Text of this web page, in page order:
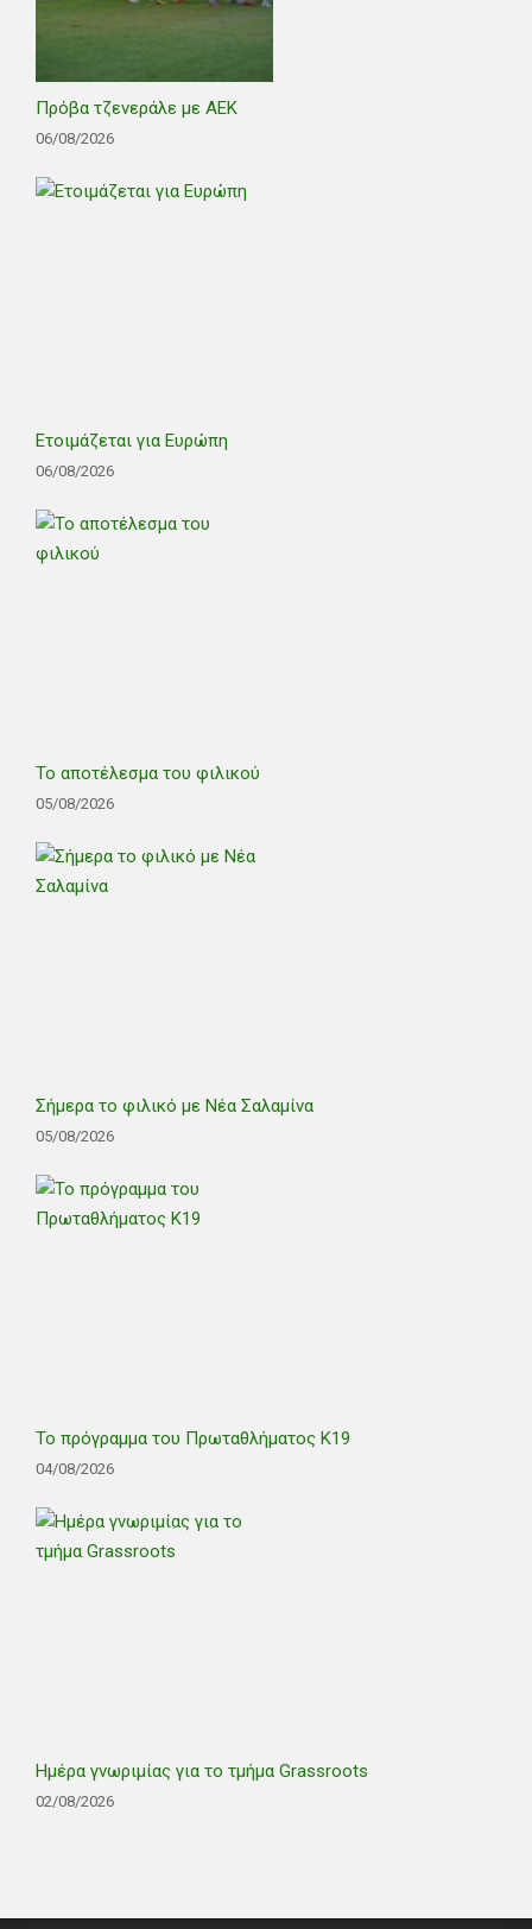
Πρόβα τζενεράλε με ΑΕΚ
06/08/2026
Ετοιμάζεται για Ευρώπη
06/08/2026
Το αποτέλεσμα του φιλικού
05/08/2026
Σήμερα το φιλικό με Νέα Σαλαμίνα
05/08/2026
Το πρόγραμμα του Πρωταθλήματος Κ19
04/08/2026
Ημέρα γνωριμίας για το τμήμα Grassroots
02/08/2026